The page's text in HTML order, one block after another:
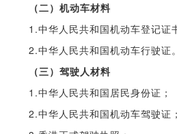
（二）机动车材料
1.中华人民共和国机动车登记证
2.中华人民共和国机动车行驶证。
（三）驾驶人材料
1.中华人民共和国居民身份证；
2.中华人民共和国机动车驾驶证；